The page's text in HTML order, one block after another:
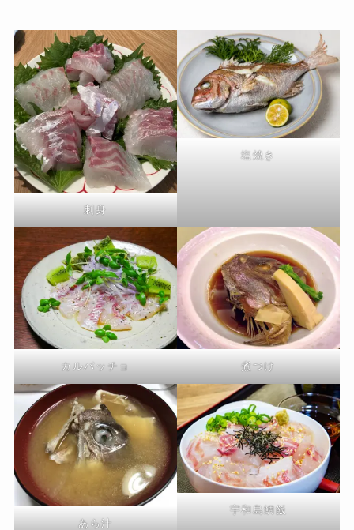
刺身
塩焼き
カルパッチョ 煮つけ
あら汁
宇和島鯛飯